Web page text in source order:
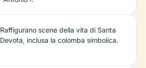
Raffigurano scene della vita di Santa
Devota, inclusa la colomba simbolica.